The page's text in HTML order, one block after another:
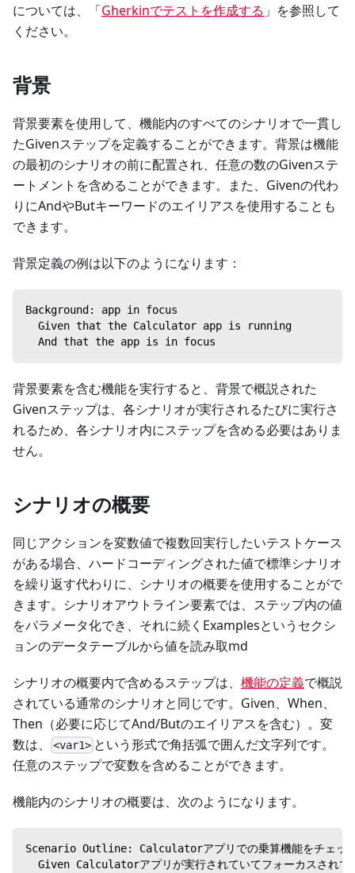
については、「Gherkinでテストを作成する 」を参照して
ください。
背景
背景要素を使用して、機能内のすべてのシナリオで一貫し
たGivenステップを定義することができます。背景は機能
の最初のシナリオの前に配置され、任意の数のGivenステ
ートメントを含めることができます。また、Givenの代わ
りにAndやButキーワードのエイリアスを使用することも
できます。
背景定義の例は以下のようになります：
Background: app in focus
  Given that the Calculator app is running
  And that the app is in focus
背景要素を含む機能を実行すると、背景で概説された
Givenステップは、各シナリオが実行されるたびに実行さ
れるため、各シナリオ内にステップを含める必要はありま
せん。
シナリオの概要
同じアクションを変数値で複数回実行したいテストケース
がある場合、ハードコーディングされた値で標準シナリオ
を繰り返す代わりに、シナリオの概要を使用することがで
きます。シナリオアウトライン要素では、ステップ内の値
をパラメータ化でき、それに続くExamplesというセクシ
ョンのデータテーブルから値を読み取md
シナリオの概要内で含めるステップは、 機能の定義で概説
されている通常のシナリオと同じです。Given、When、
Then（必要に応じてAnd/Butのエイリアスを含む）。変
数は、
<var1> という形式で角括弧で囲んだ文字列です。
任意のステップで変数を含めることができます。
機能内のシナリオの概要は、次のようになります。
Scenario Outline: Calculatorアプリでの乗算機能をチェッ
Given Calculatorアプリが実行されていてフォーカスされて